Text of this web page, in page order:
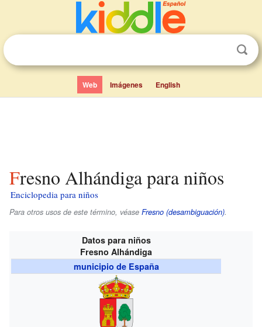
Web Imágenes English
Fresno Alhándiga para niños
Enciclopedia para niños
Para otros usos de este término, véase Fresno (desambiguación).
Datos para niños
Fresno Alhándiga
municipio de España